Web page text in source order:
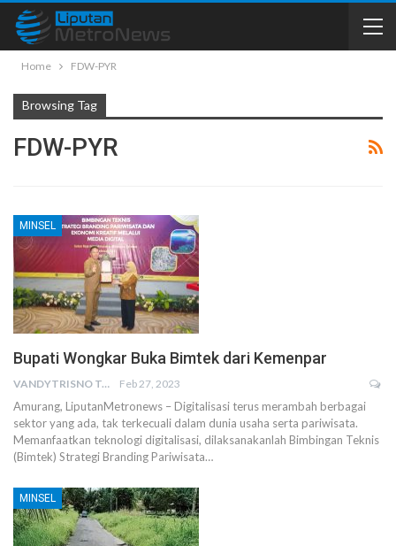
Home FDW-PYR
Browsing Tag
FDW-PYR
MINSEL
Bupati Wongkar Buka Bimtek dari Kemenpar
VANDYTRISNO TALUMEPA Feb 27, 2023
Amurang, LiputanMetronews – Digitalisasi terus merambah berbagai
sektor yang ada, tak terkecuali dalam dunia usaha serta pariwisata.
Memanfaatkan teknologi digitalisasi, dilaksanakanlah Bimbingan Teknis
(Bimtek) Strategi Branding Pariwisata…
MINSEL